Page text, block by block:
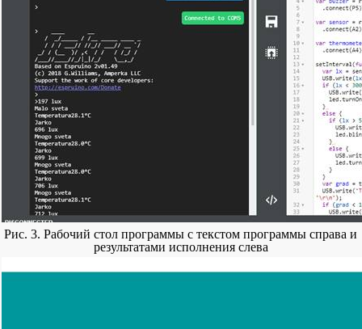
Рис. 3. Рабочий стол программы с текстом программы справа и
результатами исполнения слева